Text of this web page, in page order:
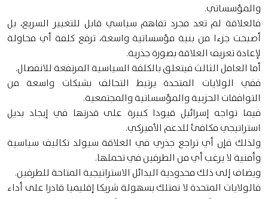
والمؤسساتي.
فالعلاقة لم تعد مجرد تفاهم سياسي قابل للتغيير السريع، بل
أصبحت جزءا من بنية مؤسساتية واسعة، ترفع كلفة أي محاولة
لإعادة تعريف العلاقة بصورة جذرية.
أما العامل الثالث فيتعلق بالكلفة السياسية المرتفعة للانفصال.
ففي الولايات المتحدة يرتبط التحالف بشبكات واسعة من
التوافقات الحزبية والمؤسساتية والمجتمعية.
فيما تواجه إسرائيل قيودا كبيرة على قدرتها في إيجاد بديل
استراتيجي مكافئ للدعم الأميركي.
ولذلك فإن أي تراجع جذري في العلاقة سيولد تكاليف سياسية
وأمنية لا يرغب أي من الطرفين في تحملها.
ويضاف إلى ذلك محدودية البدائل الاستراتيجية المتاحة للطرفين.
فالولايات المتحدة لا تمتلك بسهولة شريكا إقليميا قادرا على أداء